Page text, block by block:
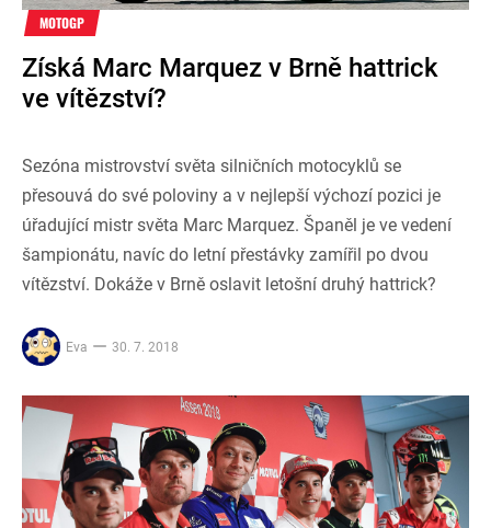
MOTOGP
Získá Marc Marquez v Brně hattrick
ve vítězství?
Sezóna mistrovství světa silničních motocyklů se
přesouvá do své poloviny a v nejlepší výchozí pozici je
úřadující mistr světa Marc Marquez. Španěl je ve vedení
šampionátu, navíc do letní přestávky zamířil po dvou
vítězství. Dokáže v Brně oslavit letošní druhý hattrick?
Eva 30. 7. 2018